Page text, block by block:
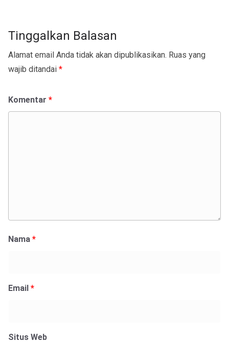
Tinggalkan Balasan
Alamat email Anda tidak akan dipublikasikan. Ruas yang
wajib ditandai *
Komentar *
Nama *
Email *
Situs Web